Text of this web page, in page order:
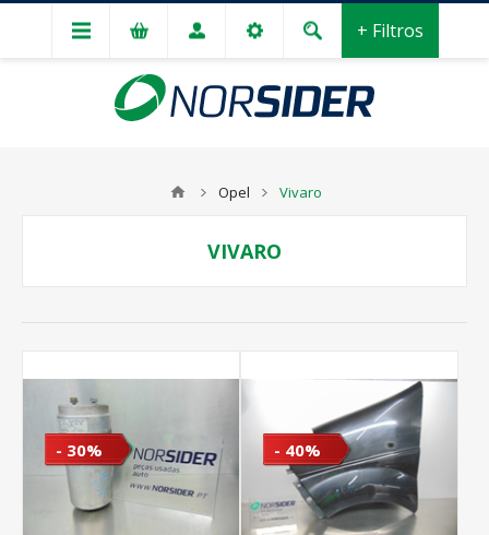
+ Filtros
Opel Vivaro
VIVARO
- 30% - 40%